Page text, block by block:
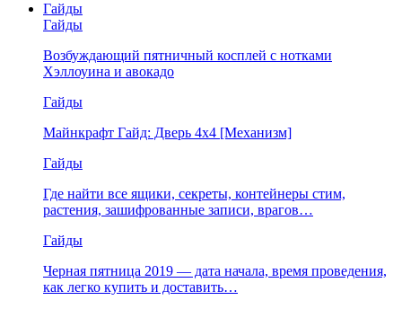
Гайды
Гайды
Возбуждающий пятничный косплей с нотками
Хэллоуина и авокадо
Гайды
Майнкрафт Гайд: Дверь 4х4 [Механизм]
Гайды
Где найти все ящики, секреты, контейнеры стим,
растения, зашифрованные записи, врагов…
Гайды
Черная пятница 2019 — дата начала, время проведения,
как легко купить и доставить…